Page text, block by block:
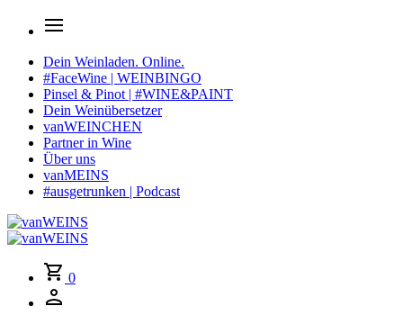
Dein Weinladen. Online.
#FaceWine | WEINBINGO
Pinsel & Pinot | #WINE&PAINT
Dein Weinübersetzer
vanWEINCHEN
Partner in Wine
Über uns
vanMEINS
#ausgetrunken | Podcast
0